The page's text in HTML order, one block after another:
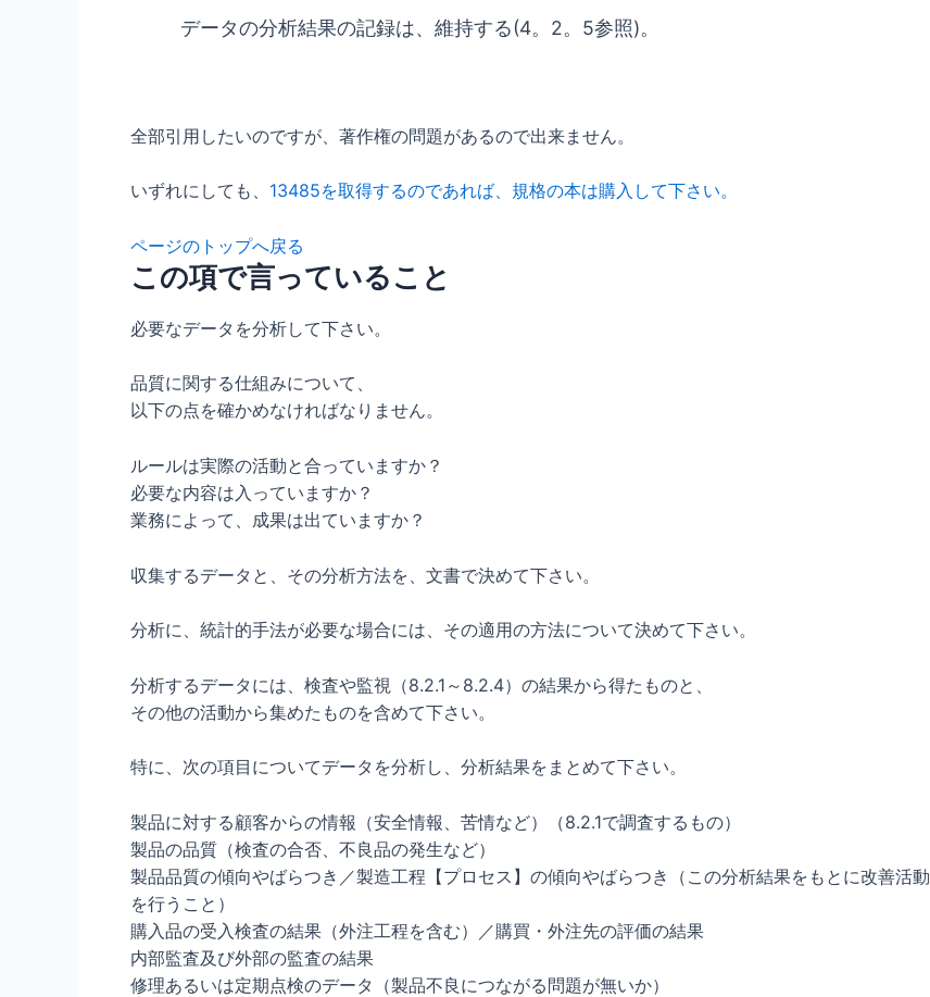
データの分析結果の記録は、維持する(4。2。5参照)。
全部引用したいのですが、著作権の問題があるので出来ません。
いずれにしても、 13485を取得するのであれば、規格の本は購入して下さい。
ページのトップへ戻る
この項で言っていること
必要なデータを分析して下さい。
品質に関する仕組みについて、
以下の点を確かめなければなりません。
ルールは実際の活動と合っていますか？
必要な内容は入っていますか？
業務によって、成果は出ていますか？
収集するデータと、その分析方法を、文書で決めて下さい。
分析に、統計的手法が必要な場合には、その適用の方法について決めて下さい。
分析するデータには、検査や監視（8.2.1～8.2.4）の結果から得たものと、
その他の活動から集めたものを含めて下さい。
特に、次の項目についてデータを分析し、分析結果をまとめて下さい。
製品に対する顧客からの情報（安全情報、苦情など）（8.2.1で調査するもの）
製品の品質（検査の合否、不良品の発生など）
製品品質の傾向やばらつき／製造工程【プロセス】の傾向やばらつき（この分析結果をもとに改善活動
を行うこと）
購入品の受入検査の結果（外注工程を含む）／購買・外注先の評価の結果
内部監査及び外部の監査の結果
修理あるいは定期点検のデータ（製品不良につながる問題が無いか）